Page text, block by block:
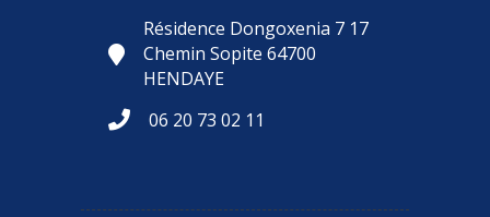
Résidence Dongoxenia 7 17
Chemin Sopite 64700
HENDAYE
06 20 73 02 11